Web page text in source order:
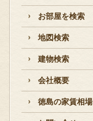
お部屋を検索
地図検索
建物検索
会社概要
徳島の家賃相場